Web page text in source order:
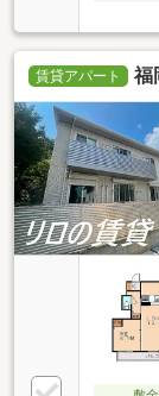
賃貸アパート 福